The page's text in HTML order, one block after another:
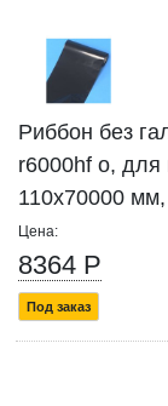
Риббон без
r6000hf o, для
110x70000
Цена:
8364 Р
Под заказ